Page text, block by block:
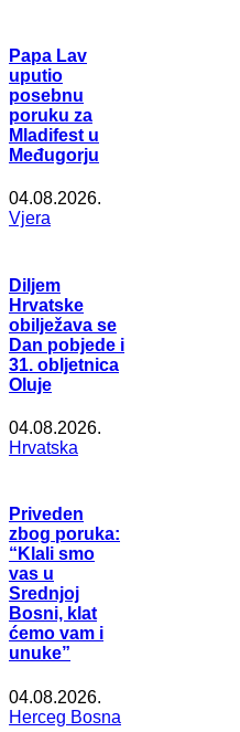
Papa Lav
uputio
posebnu
poruku za
Mladifest u
Međugorju
04.08.2026.
Vjera
Diljem
Hrvatske
obilježava se
Dan pobjede i
31. obljetnica
Oluje
04.08.2026.
Hrvatska
Priveden
zbog poruka:
“Klali smo
vas u
Srednjoj
Bosni, klat
ćemo vam i
unuke”
04.08.2026.
Herceg Bosna